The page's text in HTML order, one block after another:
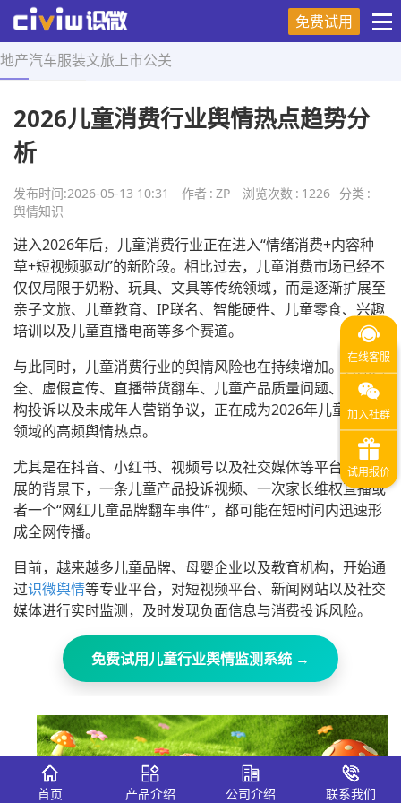
免费试用
地产汽车服装文旅 上市公关
首页 > 舆情知识 > 正文
2026儿童消费行业舆情热点趋势分
析
发布时间:2026-05-13 10:31 作者 : ZP 浏览次数 : 1226 分类 :
舆情知识
进入2026年后，儿童消费行业正在进入“情绪消费+内容种
草+短视频驱动”的新阶段。相比过去，儿童消费市场已经不
仅仅局限于奶粉、玩具、文具等传统领域，而是逐渐扩展至
亲子文旅、儿童教育、IP联名、智能硬件、儿童零食、兴趣
培训以及儿童直播电商等多个赛道。
与此同时，儿童消费行业的舆情风险也在持续增加。食品安
全、虚假宣传、直播带货翻车、儿童产品质量问题、培训机
构投诉以及未成年人营销争议，正在成为2026年儿童消费
领域的高频舆情热点。
尤其是在抖音、小红书、视频号以及社交媒体等平台快速发
展的背景下，一条儿童产品投诉视频、一次家长维权直播或
者一个“网红儿童品牌翻车事件”，都可能在短时间内迅速形
成全网传播。
目前，越来越多儿童品牌、母婴企业以及教育机构，开始通
过识微舆情等专业平台，对短视频平台、新闻网站以及社交
媒体进行实时监测，及时发现负面信息与消费投诉风险。
免费试用儿童行业舆情监测系统 →
首页 产品介绍 公司介绍 联系我们